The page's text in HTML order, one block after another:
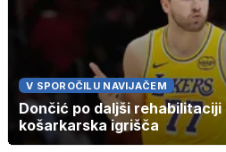
V SPOROČILU NAVIJAČEM
Dončić po daljši
košarkarska igrišča